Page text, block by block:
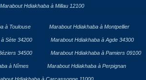
Marabout Hdiakhaba à Millau 12100
à Toulouse Marabout Hdiakhaba à Montpellier
Sète 34200 Marabout Hdiakhaba à Agde 34300
34500 Marabout Hdiakhaba à Pamiers 09100
à Nîmes Marabout Hdiakhaba à Perpignan
Hdiakhaba à Carcassonne 11000